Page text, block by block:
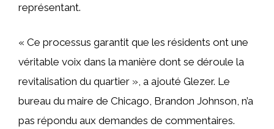
représentant.
« Ce processus garantit que les résidents ont une
véritable voix dans la manière dont se déroule la
revitalisation du quartier », a ajouté Glezer. Le
bureau du maire de Chicago, Brandon Johnson, n’a
pas répondu aux demandes de commentaires.